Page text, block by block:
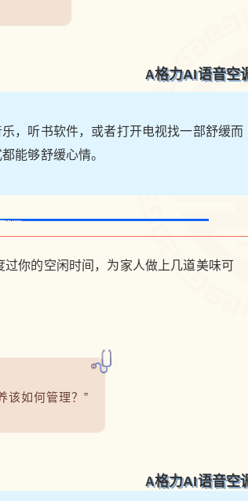
A格力AI语音空
，听书软件，或者打开电视找一部舒缓而
能够舒缓心情。
你的空闲时间，为家人做上几道美味可
该如何管理？ ”
A格力AI语音空
疫情相关生产生活问答”“疫情相关
语音空调 如果出现发热（腋下体温
汉的发热伴呼吸道症状的患者，
集性发病，应到当地指定医疗机
语音空调 对于新型冠状病毒感染的
接触感染和呼吸道感染途径的隔
对性的开展个人防护，科学、规
护设备，避免出现无效防护或过
户 “面对疫情出现负面情绪怎么
台轻松的谈话节目，这些方式都
。 此外，疫情期间在家无聊时，你
面这种方式度过你的空闲时间，为
膳食营养该如何管理？” A格力AI
压力较大。容易出现食物单一，进
不规律的情况。参照《中国居民